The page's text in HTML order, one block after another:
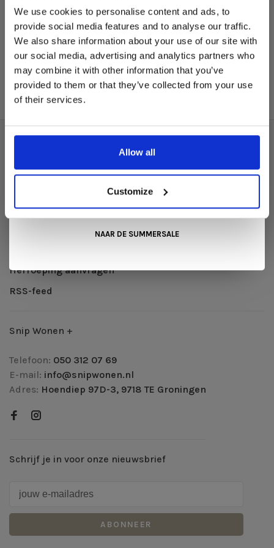
We use cookies to personalise content and ads, to
provide social media features and to analyse our traffic.
We also share information about your use of our site with
our social media, advertising and analytics partners who
may combine it with other information that you’ve
provided to them or that they’ve collected from your use
of their services.
Allow all
Customize
Mineral Large – Sand |
Røros Tweed Plaid
€239,00
Algemene voorwaarden
Betaalmethoden
Verzenden & retourneren
Herroeping aanvragen
RSS-feed
Snip Wonen +
Telefoon: 050 312 07 69
E-mail: info@snipwonen.nl
Adres: Hoendiep 97D-3, 9718 TE Groningen
Schrijf je in voor onze nieuwsbrief
ABONNEER
In onze showroom vind je een uitgebreide selectie
designmeubelen van gerenommeerde Nederlandse en Europese
merken. Onder andere showroommodellen vanHarvink ,
Gelderland,Swedese,Sculptures JeuxenArtisanzijn nu extra
voordelig verkrijgbaar. Profiteer van unieke aanbiedingen zolang
de voorraad strekt!
Liever nieuw bestellen? Ook dan krijgt u een vriendelijke
designmeubel geheel naar wens samen te stellen, met de
mag verwachten.
Kom langs in onze showroom, doe inspiratie op en ontdek de
mooiste aanbiedingen tijdens de
Summer Sale van Snip
. De koffie of thee staat voor je klaar!
NAAR DE SUMMERSALE